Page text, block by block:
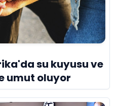
su kuyusu ve
umut oluyor